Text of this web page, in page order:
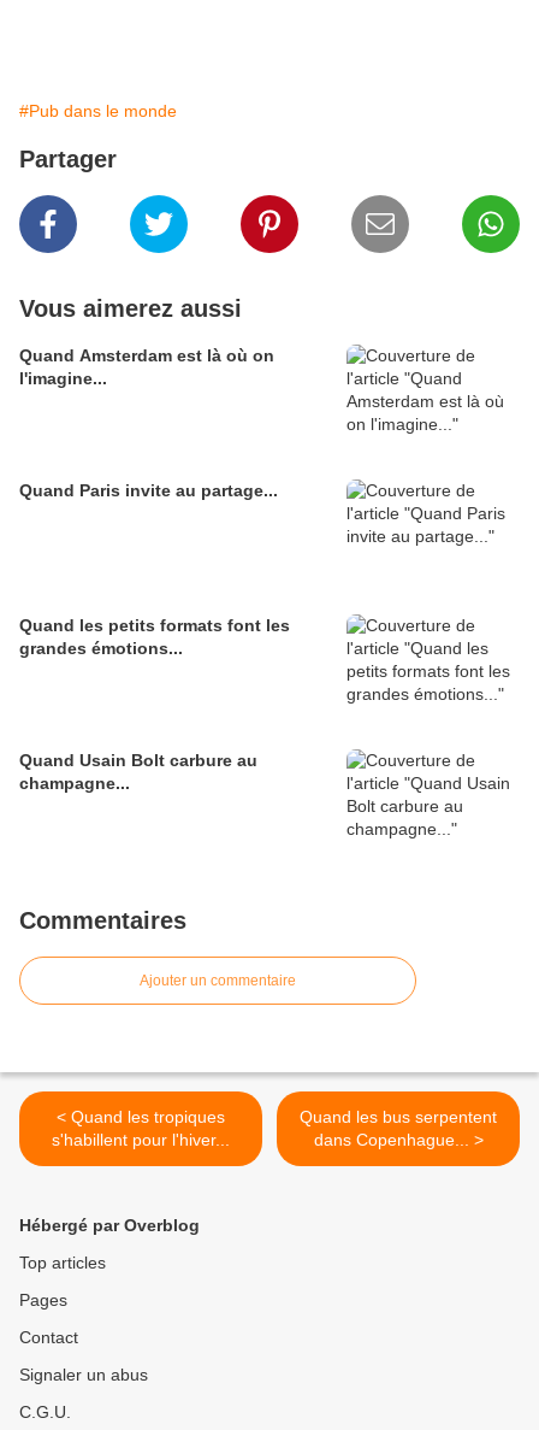
#Pub dans le monde
Partager
Vous aimerez aussi
Quand Amsterdam est là où on
l'imagine...
Quand Paris invite au partage...
Quand les petits formats font les
grandes émotions...
Quand Usain Bolt carbure au
champagne...
Commentaires
Ajouter un commentaire
< Quand les tropiques
s'habillent pour l'hiver...
Quand les bus serpentent
dans Copenhague... >
Hébergé par Overblog
Top articles
Pages
Contact
Signaler un abus
C.G.U.